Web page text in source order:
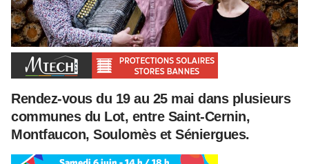
Rendez-vous du 19 au 25 mai dans plusieurs
communes du Lot, entre Saint-Cernin,
Montfaucon, Soulomès et Séniergues.